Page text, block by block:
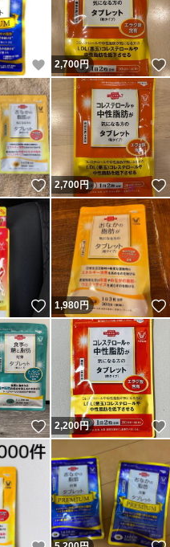
いいね！
2,700円
いいね！
2,700円
いいね！
1,980円
いいね！
2,200円